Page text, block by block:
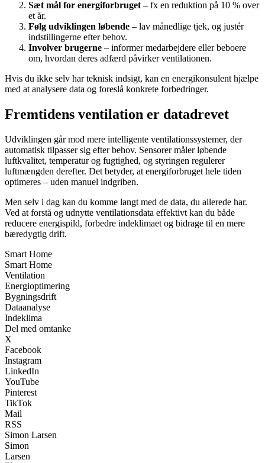
Sæt mål for energiforbruget – fx en reduktion på 10 % over
et år.
Følg udviklingen løbende – lav månedlige tjek, og justér
indstillingerne efter behov.
Involver brugerne – informer medarbejdere eller beboere
om, hvordan deres adfærd påvirker ventilationen.
Hvis du ikke selv har teknisk indsigt, kan en energikonsulent hjælpe
med at analysere data og foreslå konkrete forbedringer.
Fremtidens ventilation er datadrevet
Udviklingen går mod mere intelligente ventilationssystemer, der
automatisk tilpasser sig efter behov. Sensorer måler løbende
luftkvalitet, temperatur og fugtighed, og styringen regulerer
luftmængden derefter. Det betyder, at energiforbruget hele tiden
optimeres – uden manuel indgriben.
Men selv i dag kan du komme langt med de data, du allerede har.
Ved at forstå og udnytte ventilationsdata effektivt kan du både
reducere energispild, forbedre indeklimaet og bidrage til en mere
bæredygtig drift.
Smart Home
Smart Home
Ventilation
Energioptimering
Bygningsdrift
Dataanalyse
Indeklima
Del med omtanke
X
Facebook
Instagram
LinkedIn
YouTube
Pinterest
TikTok
Mail
RSS
Simon Larsen
Simon
Larsen